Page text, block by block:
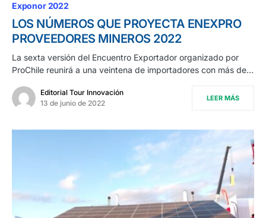
Exponor 2022
LOS NÚMEROS QUE PROYECTA ENEXPRO
PROVEEDORES MINEROS 2022
La sexta versión del Encuentro Exportador organizado por
ProChile reunirá a una veintena de importadores con más de…
Editorial Tour Innovación
13 de junio de 2022
LEER MÁS